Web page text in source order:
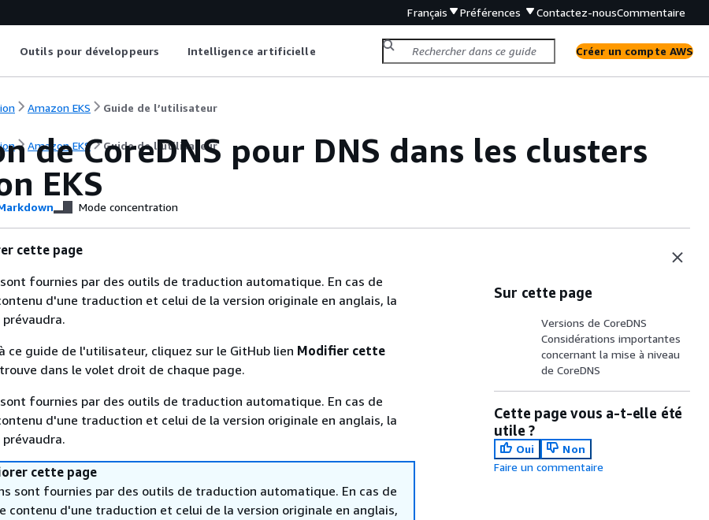
Français Préférences Contactez-nousCommentaire
Outils pour développeurs Intelligence artificielle Créer un compte AWS
Amazon EKS Guide de l’utilisateur
Amazon EKS Guide de l’utilisateur
de CoreDNS pour DNS dans les clusters
EKS
Mode concentration
cette page
fournies par des outils de traduction automatique. En cas de
d'une traduction et celui de la version originale en anglais, la
ce guide de l'utilisateur, cliquez sur le GitHub lien Modifier cette
dans le volet droit de chaque page.
fournies par des outils de traduction automatique. En cas de
d'une traduction et celui de la version originale en anglais, la
cette page
sont fournies par des outils de traduction automatique. En cas de
contenu d'une traduction et celui de la version originale en anglais,
Sur cette page
Versions de CoreDNS
Considérations importantes
concernant la mise à niveau
de CoreDNS
Cette page vous a-t-elle été
utile ?
Oui
Non
Faire un commentaire